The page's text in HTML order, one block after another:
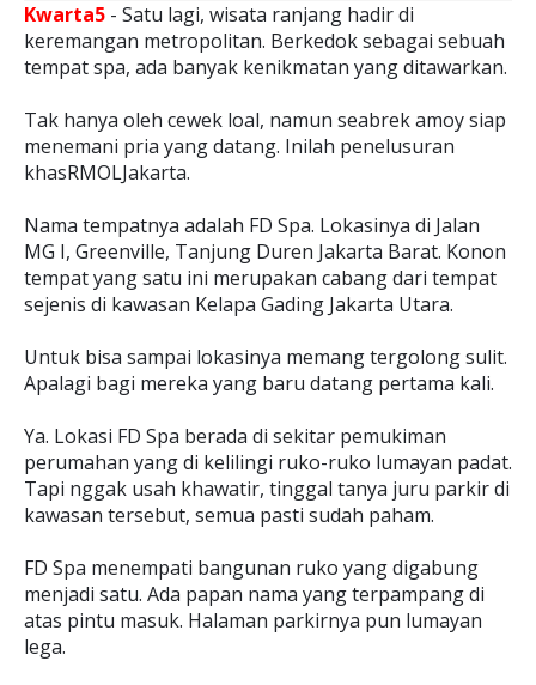
Kwarta5 - Satu lagi, wisata ranjang hadir di
keremangan metropolitan. Berkedok sebagai sebuah
tempat spa, ada banyak kenikmatan yang ditawarkan.
Tak hanya oleh cewek loal, namun seabrek amoy siap
menemani pria yang datang. Inilah penelusuran
khasRMOLJakarta.
Nama tempatnya adalah FD Spa. Lokasinya di Jalan
MG I, Greenville, Tanjung Duren Jakarta Barat. Konon
tempat yang satu ini merupakan cabang dari tempat
sejenis di kawasan Kelapa Gading Jakarta Utara.
Untuk bisa sampai lokasinya memang tergolong sulit.
Apalagi bagi mereka yang baru datang pertama kali.
Ya. Lokasi FD Spa berada di sekitar pemukiman
perumahan yang di kelilingi ruko-ruko lumayan padat.
Tapi nggak usah khawatir, tinggal tanya juru parkir di
kawasan tersebut, semua pasti sudah paham.
FD Spa menempati bangunan ruko yang digabung
menjadi satu. Ada papan nama yang terpampang di
atas pintu masuk. Halaman parkirnya pun lumayan
lega.